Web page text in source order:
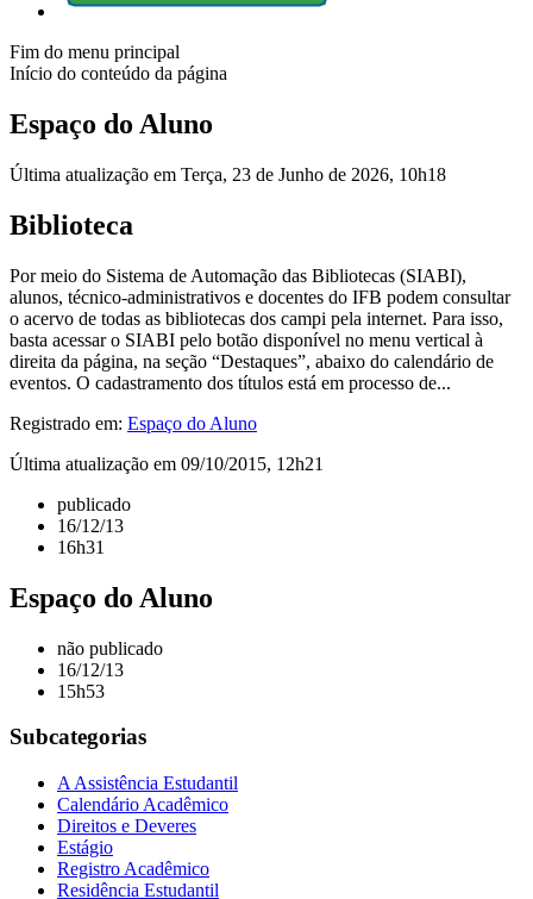
Fim do menu principal
Início do conteúdo da página
Espaço do Aluno
Última atualização em Terça, 23 de Junho de 2026, 10h18
Biblioteca
Por meio do Sistema de Automação das Bibliotecas (SIABI),
alunos, técnico-administrativos e docentes do IFB podem consultar
o acervo de todas as bibliotecas dos campi pela internet. Para isso,
basta acessar o SIABI pelo botão disponível no menu vertical à
direita da página, na seção “Destaques”, abaixo do calendário de
eventos. O cadastramento dos títulos está em processo de...
Registrado em: Espaço do Aluno
Última atualização em 09/10/2015, 12h21
publicado
16/12/13
16h31
Espaço do Aluno
não publicado
16/12/13
15h53
Subcategorias
A Assistência Estudantil
Calendário Acadêmico
Direitos e Deveres
Estágio
Registro Acadêmico
Residência Estudantil